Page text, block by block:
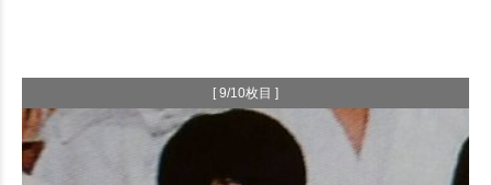
[ 9/10枚目 ]